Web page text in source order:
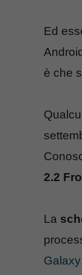
Ed
è che
2.2
La